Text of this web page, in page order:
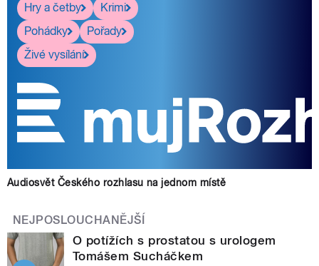
Hry a četby
Krimi
Pohádky
Pořady
Živé vysílání
Audiosvět Českého rozhlasu na jednom místě
NEJPOSLOUCHANĚJŠÍ
O potížích s prostatou s urologem
Tomášem Sucháčkem